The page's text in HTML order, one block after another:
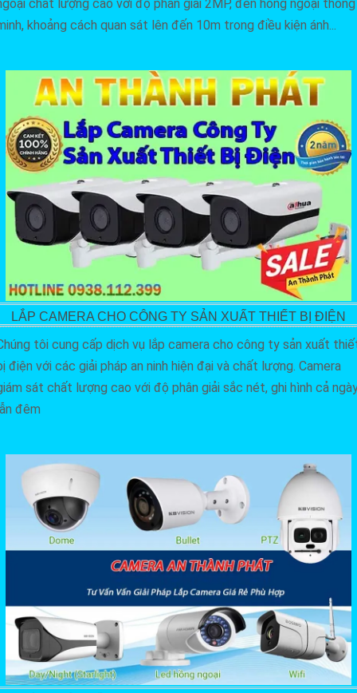
chất lượng cao với độ phân giải 2MP, đèn hồng ngoại thông
khoảng cách quan sát lên đến 10m trong điều kiện ánh...
LẮP CAMERA CHO CÔNG TY SẢN XUẤT THIẾT BỊ ĐIỆN
tôi cung cấp dịch vụ lắp camera cho công ty sản xuất
điện với các giải pháp an ninh hiện đại và chất lượng. Camera
sát chất lượng cao với độ phân giải sắc nét, ghi hình cả
đêm